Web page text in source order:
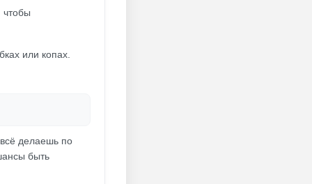
или копах.
делаешь по
быть